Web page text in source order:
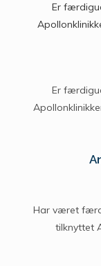
Er
Er
Har været
tilknyttet